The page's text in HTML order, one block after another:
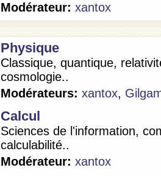
Modérateur: xantox
Physique
Classique, quantique,
cosmologie..
Modérateurs: xantox,
Calcul
Sciences de l'information,
calculabilité..
Modérateur: xantox